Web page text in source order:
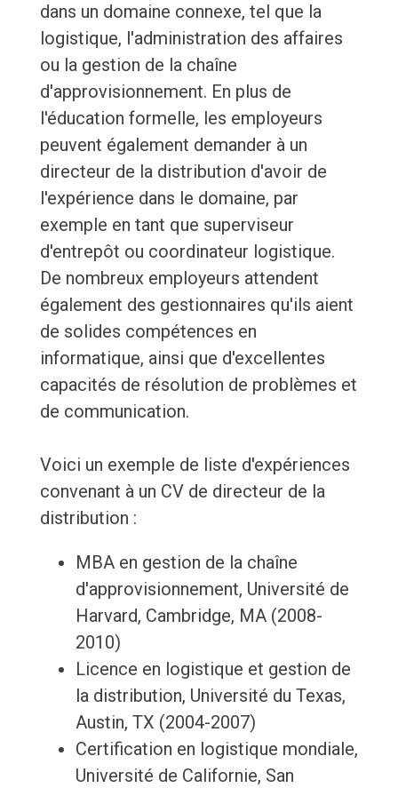
dans un domaine connexe, tel que la
logistique, l'administration des affaires
ou la gestion de la chaîne
d'approvisionnement. En plus de
l'éducation formelle, les employeurs
peuvent également demander à un
directeur de la distribution d'avoir de
l'expérience dans le domaine, par
exemple en tant que superviseur
d'entrepôt ou coordinateur logistique.
De nombreux employeurs attendent
également des gestionnaires qu'ils aient
de solides compétences en
informatique, ainsi que d'excellentes
capacités de résolution de problèmes et
de communication.
Voici un exemple de liste d'expériences
convenant à un CV de directeur de la
distribution :
MBA en gestion de la chaîne
d'approvisionnement, Université de
Harvard, Cambridge, MA (2008-
2010)
Licence en logistique et gestion de
la distribution, Université du Texas,
Austin, TX (2004-2007)
Certification en logistique mondiale,
Université de Californie, San